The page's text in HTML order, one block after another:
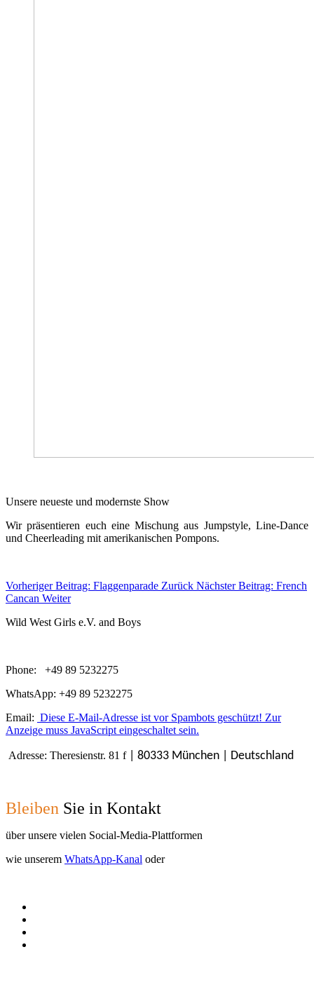
Unsere neueste und modernste Show
Wir präsentieren euch eine Mischung aus Jumpstyle, Line-Dance
und Cheerleading mit amerikanischen Pompons.
Vorheriger Beitrag: Flaggenparade Zurück Nächster Beitrag: French
Cancan Weiter
Wild West Girls e.V. and Boys
Phone: +49 89 5232275
WhatsApp: +49 89 5232275
Email: Diese E-Mail-Adresse ist vor Spambots geschützt! Zur
Anzeige muss JavaScript eingeschaltet sein.
Adresse: Theresienstr. 81 f | 80333 München | Deutschland
Bleiben Sie in Kontakt
über unsere vielen Social-Media-Plattformen
wie unserem WhatsApp-Kanal oder